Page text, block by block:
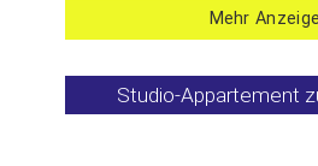
Mehr
Studio-Appartement